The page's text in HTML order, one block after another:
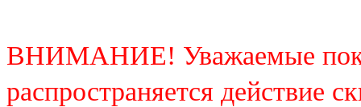
ВНИМАНИЕ! Уважаемые
распространяется действие